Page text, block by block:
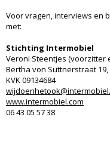
Voor vragen, interviews en
met:
Stichting Intermobiel
Veroni Steentjes (voorzitter
Bertha von Suttnerstraat 19,
KVK 09134684
www.intermobiel.com
06 43 05 57 38